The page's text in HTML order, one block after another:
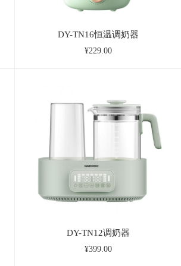
DY-TN16恒温调奶器
¥229.00
DY-TN12调奶器
¥399.00